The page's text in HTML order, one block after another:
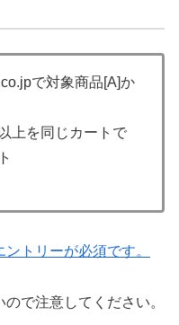
で対象商品[A]か
上を同じカートで
トリーが必須です。
で注意してください。